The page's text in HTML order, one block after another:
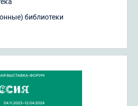
библиотеки